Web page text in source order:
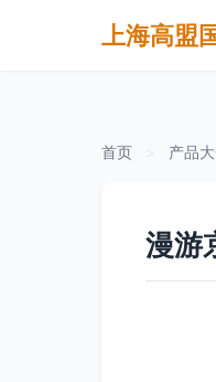
上海高盟
首页 产品
漫游